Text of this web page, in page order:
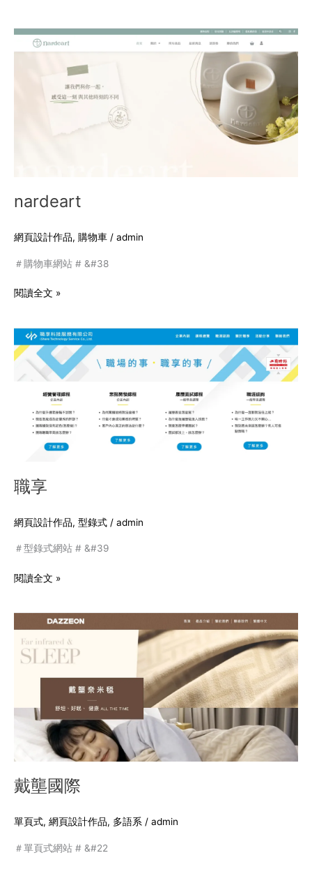
nardeart
網頁設計作品, 購物車 / admin
＃購物車網站 # &#38
nardeart
閱讀全文 »
職享
網頁設計作品, 型錄式 / admin
＃型錄式網站 # &#39
享
閱讀全文 »
戴壟國際
單頁式, 網頁設計作品, 多語系 / admin
＃單頁式網站 # &#22
國
際